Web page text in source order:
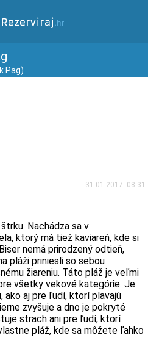
Pag)
31.01.2017. 08:31
Nachádza sa v
ktorý má tiež kaviareň, kde si
nemá prirodzený odtieň,
pláži priniesli so sebou
žiareniu. Táto pláž je veľmi
všetky vekové kategórie. Je
ako aj pre ľudí, ktorí plavajú
zvyšuje a dno je pokryté
strach ani pre ľudí, ktorí
pláž, kde sa môžete ľahko